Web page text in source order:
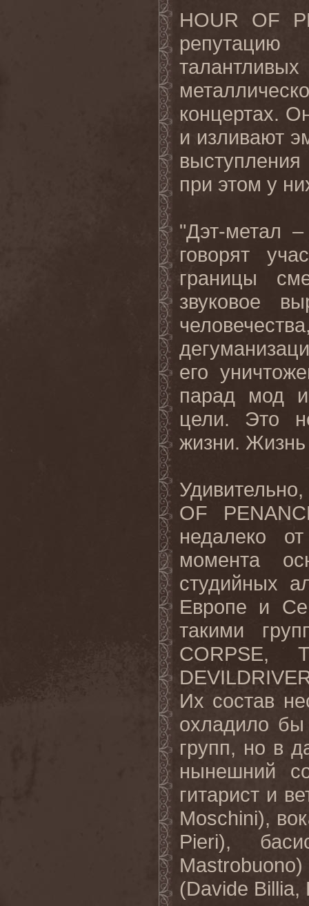
HOUR OF
концертах.
и изливают
при этом у
"Дэт-метал
говорят
границы
звуковое
его
парад мод и
цели. Это
жизни. Жизнь
OF
недалеко
момента
студийных
Европе и
такими
CORPSE,
Их состав
охладило
групп, но в
нынешний
гитарист и
Moschini),
Pieri),
Mastrobuono)
(Davide Billia,